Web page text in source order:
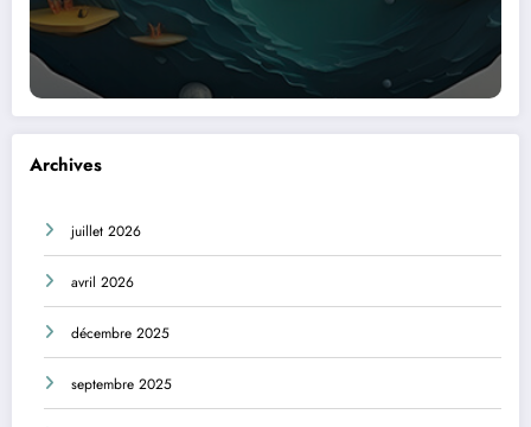
Archives
juillet 2026
avril 2026
décembre 2025
septembre 2025